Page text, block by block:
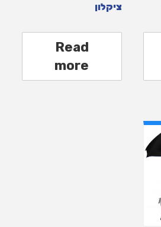
ציקלון
Read
more